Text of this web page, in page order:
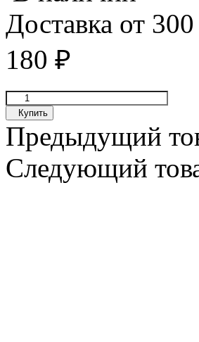
Доставка от 300
180 ₽
Купить
Предыдущий
Следующий